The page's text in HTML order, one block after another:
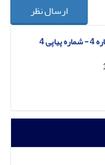
ارسال نظر